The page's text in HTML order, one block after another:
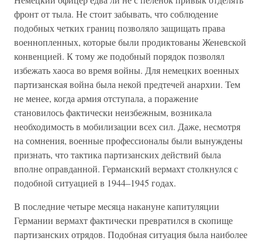
фронт от тыла. Не стоит забывать, что соблюдение
подобных четких границ позволяло защищать права
военнопленных, которые были продиктованы Женевской
конвенцией. К тому же подобный порядок позволял
избежать хаоса во время войны. Для немецких военных
партизанская война была некой предтечей анархии. Тем
не менее, когда армия отступала, а поражение
становилось фактически неизбежным, возникала
необходимость в мобилизации всех сил. Даже, несмотря
на сомнения, военные профессионалы были вынуждены
признать, что тактика партизанских действий была
вполне оправданной. Германский вермахт столкнулся с
подобной ситуацией в 1944–1945 годах.
В последние четыре месяца накануне капитуляции
Германии вермахт фактически превратился в скопище
партизанских отрядов. Подобная ситуация была наиболее